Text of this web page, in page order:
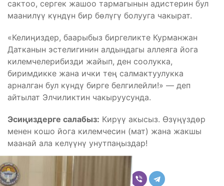
сактоо, сергек жашоо тармагынын адистерин бул
маанилүү күндүн бир бөлүгү болууга чакырат.
«Келиңиздер, баарыбыз биргеликте Курманжан
Датканын эстелигинин алдындагы аллеяга йога
килемчелерибизди жайып, ден соолукка,
биримдикке жана ички тең салмактуулукка
арналган бул күндү бирге белгилейли!» — деп
айтылат Элчиликтин чакыруусунда.
Эсиңиздерге салабыз: Кирүү акысыз. Өзүңүздөр
менен кошо йога килемчесин (мат) жана жакшы
маанай ала келүүнү унутпаңыздар!